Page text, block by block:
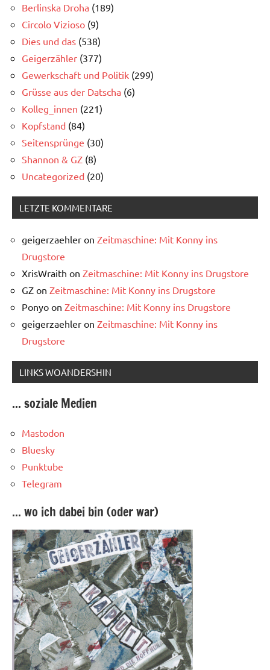
Berlinska Droha (189)
Circolo Vizioso (9)
Dies und das (538)
Geigerzähler (377)
Gewerkschaft und Politik (299)
Grüsse aus der Datscha (6)
Kolleg_innen (221)
Kopfstand (84)
Seitensprünge (30)
Shannon & GZ (8)
Uncategorized (20)
LETZTE KOMMENTARE
geigerzaehler on Zeitmaschine: Mit Konny ins
Drugstore
XrisWraith on Zeitmaschine: Mit Konny ins Drugstore
GZ on Zeitmaschine: Mit Konny ins Drugstore
Ponyo on Zeitmaschine: Mit Konny ins Drugstore
geigerzaehler on Zeitmaschine: Mit Konny ins
Drugstore
LINKS WOANDERSHIN
... soziale Medien
Mastodon
Bluesky
Punktube
Telegram
... wo ich dabei bin (oder war)